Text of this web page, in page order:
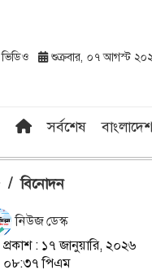
ভিডিও শুক্রবার, ০৭ আগস্ট
সর্বশেষ
/ বিনোদন
নিউজ ডেস্ক
প্রকাশ : ১৭ জানুয়ারি, ২০২৬
০৮:৩৭ পিএম